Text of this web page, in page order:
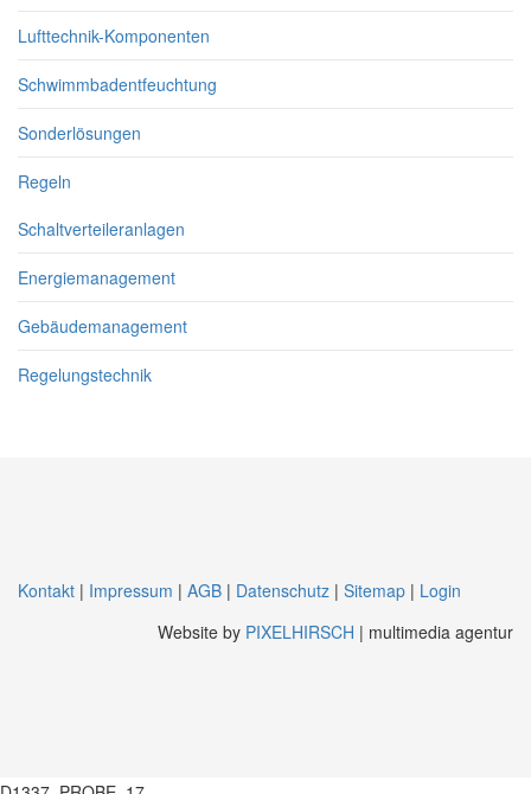
Lufttechnik-Komponenten
Schwimmbadentfeuchtung
Sonderlösungen
Regeln
Schaltverteileranlagen
Energiemanagement
Gebäudemanagement
Regelungstechnik
Kontakt | Impressum | AGB | Datenschutz | Sitemap | Login
Website by PIXELHIRSCH | multimedia agentur